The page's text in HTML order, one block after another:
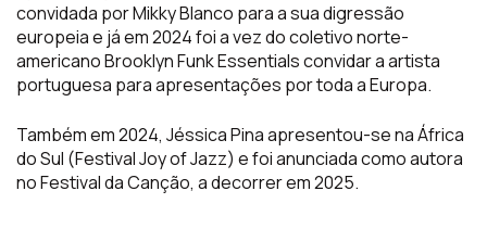
convidada por Mikky Blanco para a sua digressão
europeia e já em 2024 foi a vez do coletivo norte-
americano Brooklyn Funk Essentials convidar a artista
portuguesa para apresentações por toda a Europa.
Também em 2024, Jéssica Pina apresentou-se na África
do Sul (Festival Joy of Jazz) e foi anunciada como autora
no Festival da Canção, a decorrer em 2025.